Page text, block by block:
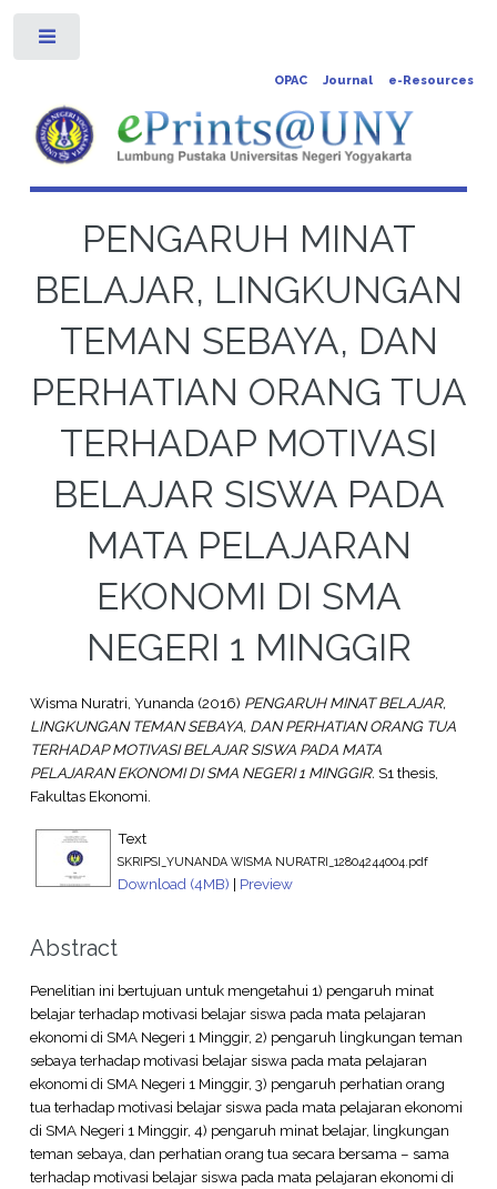
OPAC Journal e-Resources
PENGARUH MINAT
BELAJAR, LINGKUNGAN
TEMAN SEBAYA, DAN
PERHATIAN ORANG TUA
TERHADAP MOTIVASI
BELAJAR SISWA PADA
MATA PELAJARAN
EKONOMI DI SMA
NEGERI 1 MINGGIR
Wisma Nuratri, Yunanda(2016) PENGARUH MINAT BELAJAR,
LINGKUNGAN TEMAN SEBAYA, DAN PERHATIAN ORANG TUA
TERHADAP MOTIVASI BELAJAR SISWA PADA MATA
PELAJARAN EKONOMI DI SMA NEGERI 1 MINGGIR. S1 thesis,
Fakultas Ekonomi.
Text
SKRIPSI_YUNANDA WISMA NURATRI_12804244004.pdf
Download (4MB) | Preview
Abstract
Penelitian ini bertujuan untuk mengetahui 1) pengaruh minat
belajar terhadap motivasi belajar siswa pada mata pelajaran
ekonomi di SMA Negeri 1 Minggir, 2) pengaruh lingkungan teman
sebaya terhadap motivasi belajar siswa pada mata pelajaran
ekonomi di SMA Negeri 1 Minggir, 3) pengaruh perhatian orang
tua terhadap motivasi belajar siswa pada mata pelajaran ekonomi
di SMA Negeri 1 Minggir, 4) pengaruh minat belajar, lingkungan
teman sebaya, dan perhatian orang tua secara bersama – sama
terhadap motivasi belajar siswa pada mata pelajaran ekonomi di